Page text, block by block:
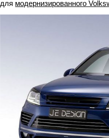
для модернизированного